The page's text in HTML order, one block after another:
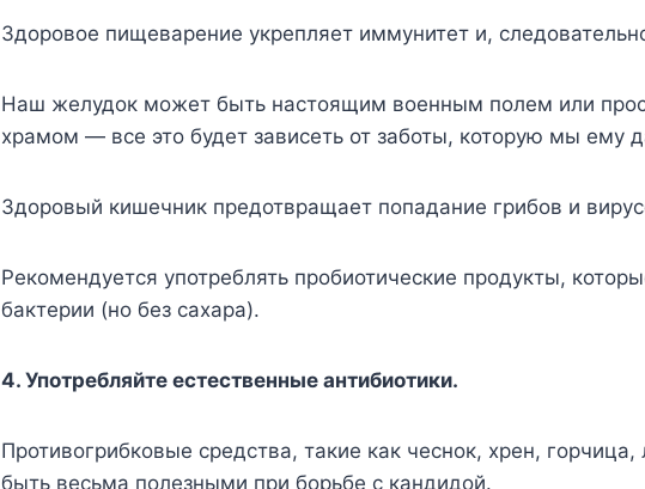
Здоровое пищеварение укрепляет иммунитет и,
Наш желудок может быть настоящим военным полем или
храмом — все это будет зависеть от заботы, которую мы ему
Здоровый кишечник предотвращает попадание грибов и
Рекомендуется употреблять пробиотические продукты,
бактерии (но без сахара).
4. Употребляйте естественные антибиотики.
Противогрибковые средства, такие как чеснок, хрен, горчица,
быть весьма полезными при борьбе с кандидой.